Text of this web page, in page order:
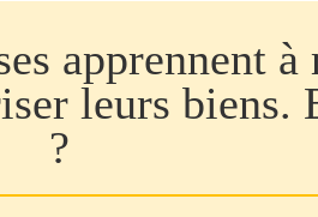
apprennent à
leurs biens.
?